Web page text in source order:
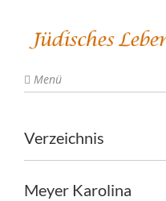
Menü
Verzeichnis
Meyer Karolina